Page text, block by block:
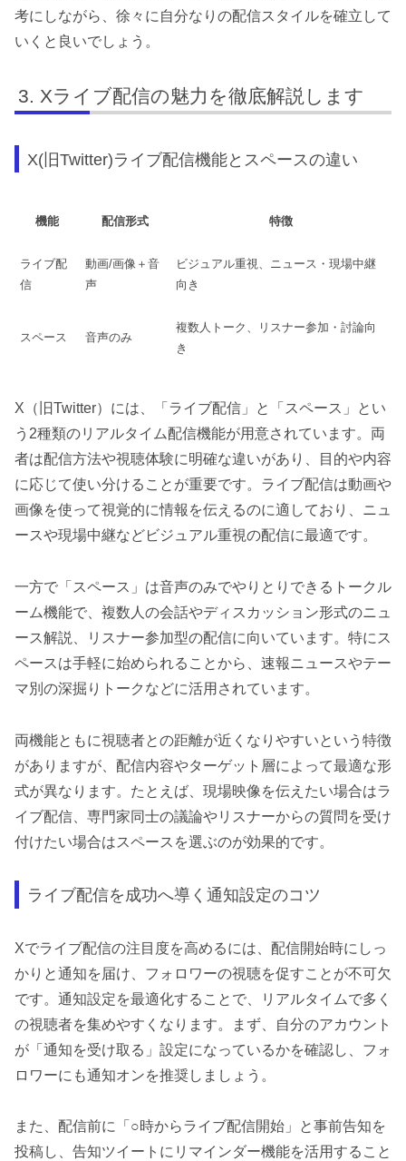
考にしながら、徐々に自分なりの配信スタイルを確立して
いくと良いでしょう。
Xライブ配信の魅力を徹底解説します
X(旧Twitter)ライブ配信機能とスペースの違い
機能 配信形式 特徴
ライブ配
信
動画/画像＋音
声
ビジュアル重視、ニュース・現場中継
向き
スペース 音声のみ
複数人トーク、リスナー参加・討論向
き
X（旧Twitter）には、「ライブ配信」と「スペース」とい
う2種類のリアルタイム配信機能が用意されています。両
者は配信方法や視聴体験に明確な違いがあり、目的や内容
に応じて使い分けることが重要です。ライブ配信は動画や
画像を使って視覚的に情報を伝えるのに適しており、ニュ
ースや現場中継などビジュアル重視の配信に最適です。
一方で「スペース」は音声のみでやりとりできるトークル
ーム機能で、複数人の会話やディスカッション形式のニュ
ース解説、リスナー参加型の配信に向いています。特にス
ペースは手軽に始められることから、速報ニュースやテー
マ別の深掘りトークなどに活用されています。
両機能ともに視聴者との距離が近くなりやすいという特徴
がありますが、配信内容やターゲット層によって最適な形
式が異なります。たとえば、現場映像を伝えたい場合はラ
イブ配信、専門家同士の議論やリスナーからの質問を受け
付けたい場合はスペースを選ぶのが効果的です。
ライブ配信を成功へ導く通知設定のコツ
Xでライブ配信の注目度を高めるには、配信開始時にしっ
かりと通知を届け、フォロワーの視聴を促すことが不可欠
です。通知設定を最適化することで、リアルタイムで多く
の視聴者を集めやすくなります。まず、自分のアカウント
が「通知を受け取る」設定になっているかを確認し、フォ
ロワーにも通知オンを推奨しましょう。
また、配信前に「○時からライブ配信開始」と事前告知を
投稿し、告知ツイートにリマインダー機能を活用すること